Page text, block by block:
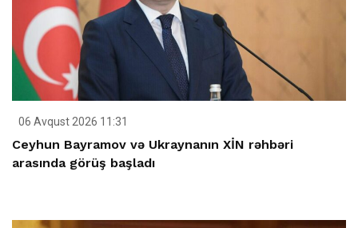
06 Avqust 2026 11:31
Ceyhun Bayramov və Ukraynanın XİN rəhbəri
arasında görüş başladı